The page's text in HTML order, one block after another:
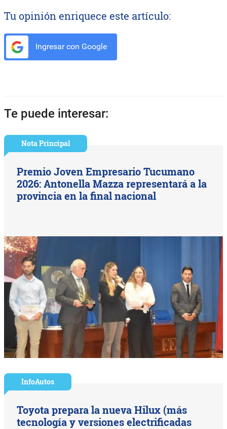
Tu opinión enriquece este artículo:
Ingresar con Google
Te puede interesar:
Nota Principal
Premio Joven Empresario Tucumano
2026: Antonella Mazza representará a la
provincia en la final nacional
InfoAutos
Toyota prepara la nueva Hilux (más
tecnología y versiones electrificadas